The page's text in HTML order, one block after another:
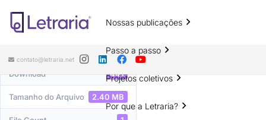
Nossas publicações
Passo a passo
Projetos coletivos
Por que a Letraria?
contato@letraria.net
DOWNLOAD
Download 441
Tamanho do Arquivo 2.40 MB